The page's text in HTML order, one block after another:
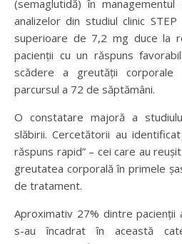
(semaglutidă) în
analizelor din studiul clinic
superioare de 7,2 mg duce la
pacienții cu un răspuns
scădere a greutății
parcursul a 72 de săptămâni.
O constatare majoră a
slăbirii. Cercetătorii au
răspuns rapid” – cei care au
greutatea corporală în primele
de tratament.
Aproximativ 27% dintre
s-au încadrat în această